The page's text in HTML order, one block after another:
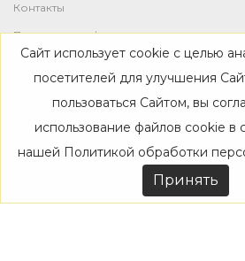
Контакты
Политика конфиденциальности
Магазин
Каталог
Дизайнерам
Акции
Сайт использует cookie с целью
посетителей для улучшения
пользоваться Сайтом, вы
использование файлов cookie в
нашей Политикой обработки
Принять